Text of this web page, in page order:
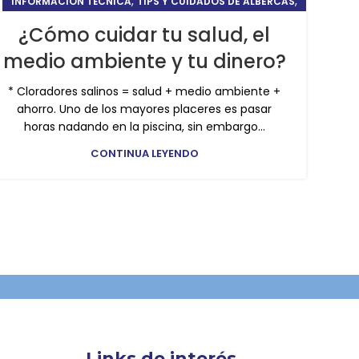
¿Cómo cuidar tu salud, el
medio ambiente y tu dinero?
* Cloradores salinos = salud + medio ambiente +
ahorro. Uno de los mayores placeres es pasar
horas nadando en la piscina, sin embargo...
CONTINUA LEYENDO